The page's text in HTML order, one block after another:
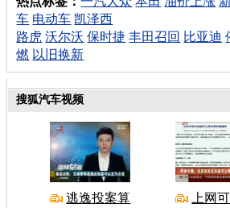
车 电动车 凯泽西
路虎 沃尔沃 保时捷 丰田召回 比亚迪
燃 以旧换新
搜狐汽车视频
逃逸投案算
上网